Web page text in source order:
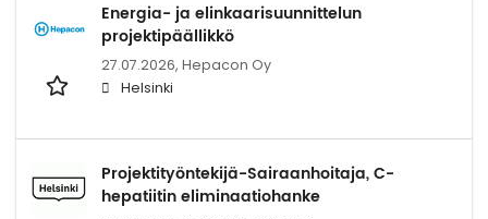
Energia- ja elinkaarisuunnittelun
projektipäällikkö
27.07.2026, Hepacon Oy
Helsinki
Projektityöntekijä-Sairaanhoitaja, C-
hepatiitin eliminaatiohanke